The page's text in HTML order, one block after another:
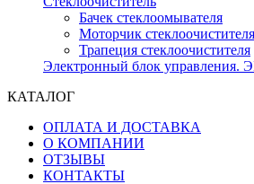
Бачек стеклоомывателя
Моторчик стеклоочистителя
Трапеция стеклоочистителя
Электронный блок управления.
КАТАЛОГ
ОПЛАТА И ДОСТАВКА
О КОМПАНИИ
ОТЗЫВЫ
КОНТАКТЫ